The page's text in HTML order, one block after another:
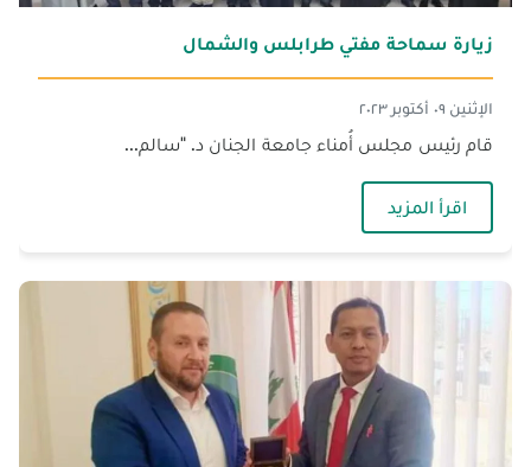
زيارة سماحة مفتي طرابلس والشمال
الإثنين ٠٩ أكتوبر ٢٠٢٣
قام رئيس مجلس أُمناء جامعة الجنان د. "سالم...
اقرأ المزيد